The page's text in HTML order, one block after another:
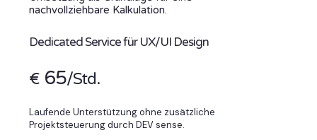
nachvollziehbare Kalkulation.
Dedicated Service für UX/UI Design
€ 65/Std.
Laufende Unterstützung ohne zusätzliche
Projektsteuerung durch DEV sense.